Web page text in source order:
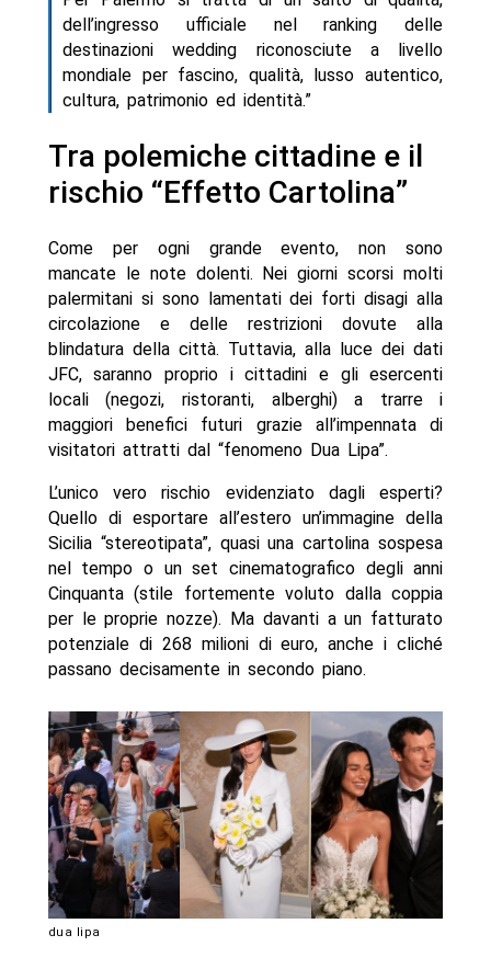
dell’ingresso ufficiale nel ranking delle
destinazioni wedding riconosciute a livello
mondiale per fascino, qualità, lusso autentico,
cultura, patrimonio ed identità.”
Tra polemiche cittadine e il
rischio “Effetto Cartolina”
Come per ogni grande evento, non sono
mancate le note dolenti. Nei giorni scorsi molti
palermitani si sono lamentati dei forti disagi alla
circolazione e delle restrizioni dovute alla
blindatura della città. Tuttavia, alla luce dei dati
JFC, saranno proprio i cittadini e gli esercenti
locali (negozi, ristoranti, alberghi) a trarre i
maggiori benefici futuri grazie all’impennata di
visitatori attratti dal “fenomeno Dua Lipa”.
L’unico vero rischio evidenziato dagli esperti?
Quello di esportare all’estero un’immagine della
Sicilia “stereotipata”, quasi una cartolina sospesa
nel tempo o un set cinematografico degli anni
Cinquanta (stile fortemente voluto dalla coppia
per le proprie nozze). Ma davanti a un fatturato
potenziale di 268 milioni di euro, anche i cliché
passano decisamente in secondo piano.
dua lipa